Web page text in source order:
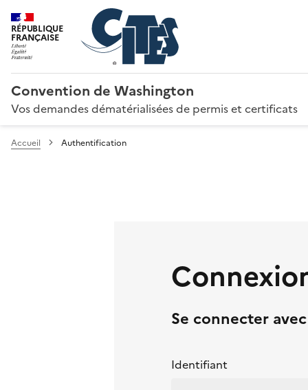
RÉPUBLIQUE
FRANÇAISE
Convention de Washington
Vos demandes dématérialisées de permis et certificats
Accueil Authentification
Se connecter
Identifiant